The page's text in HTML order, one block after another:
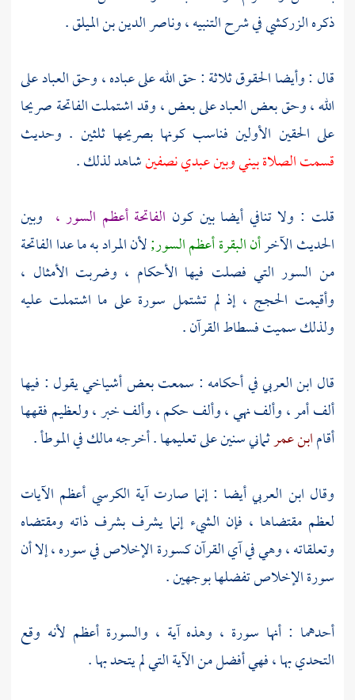
ذكرهالزركشيفي شرح التنبيه ،وناصر الدين بن الميلق.
قال : وأيضا الحقوق ثلاثة : حق الله على عباده ، وحق العباد على
الله ، وحق بعض العباد على بعض ، وقد اشتملت الفاتحة صريحا
على الحقين الأولين فناسب كونها بصريحها ثلثين . وحديث
قسمت الصلاة بيني وبين عبدي نصفينشاهد لذلك .
قلت : ولا تنافي أيضا بين كون الفاتحة أعظم السور ، وبين
الحديث الآخرأن البقرة أعظم السور;لأن المراد به ما عدا الفاتحة
من السور التي فصلت فيها الأحكام ، وضربت الأمثال ،
وأقيمت الحجج ، إذ لم تشتمل سورة على ما اشتملت عليه
ولذلك سميت فسطاط القرآن .
قال ابن العربيفي أحكامه : سمعت بعض أشياخي يقول : فيها
ألف أمر ، وألف نهي ، وألف حكم ، وألف خبر ، ولعظيم فقهها
أقامابن عمرثماني سنين على تعليمها . أخرجهمالكفي الموطأ .
وقال ابن العربيأيضا : إنما صارت آية الكرسي أعظم الآيات
لعظم مقتضاها ، فإن الشيء إنما يشرف بشرف ذاته ومقتضاه
وتعلقاته ، وهي في آي القرآن كسورة الإخلاص في سوره ، إلا أن
سورة الإخلاص تفضلها بوجهين .
أحدهما : أنها سورة ، وهذه آية ، والسورة أعظم لأنه وقع
التحدي بها ، فهي أفضل من الآية التي لم يتحد بها .